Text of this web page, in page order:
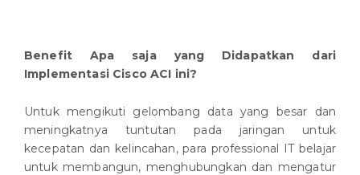
Benefit Apa saja yang Didapatkan dari
Implementasi Cisco ACI ini?
Untuk mengikuti gelombang data yang besar dan
meningkatnya tuntutan pada jaringan untuk
kecepatan dan kelincahan, para professional IT belajar
untuk membangun, menghubungkan dan mengatur